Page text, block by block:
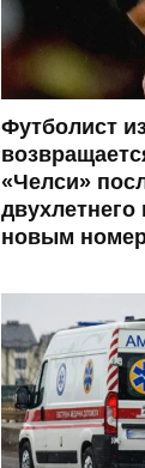
Футболист
«Челси»
новым